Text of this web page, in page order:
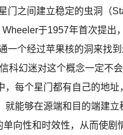
门之间建立稳定的虫洞（
于1957年首次提出
一个经过苹果核的洞来找
科幻迷对这个概念一定不
，每个星门都有自己的地
就能够在源端和目的端建
单向性和时效性，从而使